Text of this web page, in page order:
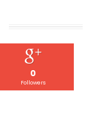
0
Followers